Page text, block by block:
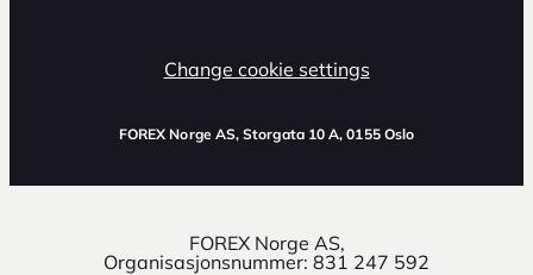
Change cookie settings
FOREX Norge AS, Storgata 10 A, 0155 Oslo
FOREX Norge AS,
Organisasjonsnummer: 831 247 592